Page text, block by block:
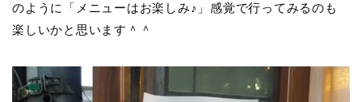
のように「メニューはお楽しみ♪」感覚で行ってみるのも
楽しいかと思います＾＾